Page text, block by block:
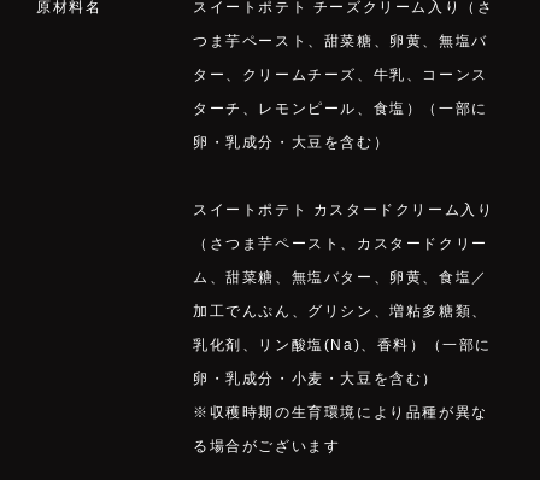
原材料名
スイートポテト チーズクリーム入り（さ
つま芋ペースト、甜菜糖、卵黄、無塩バ
ター、クリームチーズ、牛乳、コーンス
ターチ、レモンピール、食塩）（一部に
卵・乳成分・大豆を含む）
スイートポテト カスタードクリーム入り
（さつま芋ペースト、カスタードクリー
ム、甜菜糖、無塩バター、卵黄、食塩／
加工でんぷん、グリシン、増粘多糖類、
乳化剤、リン酸塩(Na)、香料）（一部に
卵・乳成分・小麦・大豆を含む）
※収穫時期の生育環境により品種が異な
る場合がございます